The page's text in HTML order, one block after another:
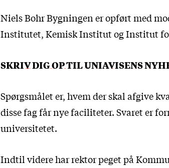
Niels Bohr Bygningen er opført med
Institutet, Kemisk Institut og Institut
SKRIV DIG OP TIL UNIAVISENS
Spørgsmålet er, hvem der skal afgive
disse fag får nye faciliteter. Svaret er
universitetet.
Indtil videre har rektor peget på